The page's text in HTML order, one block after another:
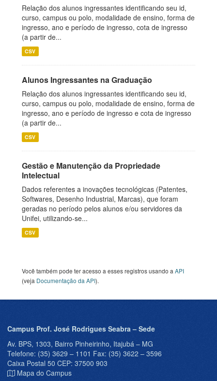
Relação dos alunos ingressantes identificando seu id,
curso, campus ou polo, modalidade de ensino, forma de
ingresso, ano e período de ingresso, cota de ingresso
(a partir de...
CSV
Alunos Ingressantes na Graduação
Relação dos alunos ingressantes identificando seu id,
curso, campus ou polo, modalidade de ensino, forma de
ingresso, ano e período de ingresso e cota de ingresso
(a partir de...
CSV
Gestão e Manutenção da Propriedade
Intelectual
Dados referentes a inovações tecnológicas (Patentes,
Softwares, Desenho Industrial, Marcas), que foram
geradas no período pelos alunos e/ou servidores da
Unifei, utilizando-se...
CSV
Você também pode ter acesso a esses registros usando a API
(veja Documentação da API).
Campus Prof. José Rodrigues Seabra – Sede
Av. BPS, 1303, Bairro Pinheirinho, Itajubá – MG
Telefone: (35) 3629 – 1101 Fax: (35) 3622 – 3596
Caixa Postal 50 CEP: 37500 903
Mapa do Campus